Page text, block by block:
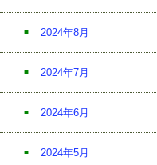
2024年8月
2024年7月
2024年6月
2024年5月